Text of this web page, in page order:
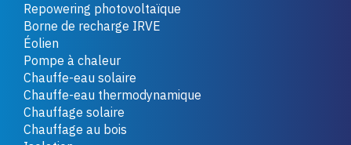
Repowering photovoltaïque
Borne de recharge IRVE
Éolien
Pompe à chaleur
Chauffe-eau solaire
Chauffe-eau thermodynamique
Chauffage solaire
Chauffage au bois